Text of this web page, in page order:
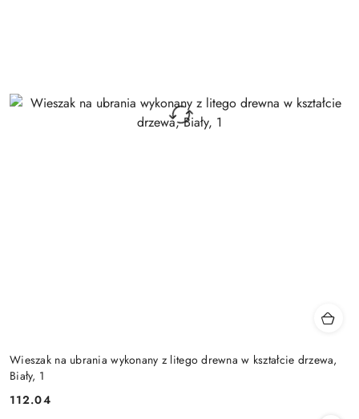
Wieszak na ubrania wykonany z litego drewna w kształcie drzewa,
Biały, 1
Cena:
112.04